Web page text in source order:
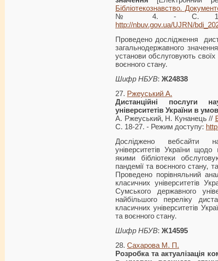
Бібліотекознавство.
№ 4. - С. 11-16.
http://nbuv.gov.ua/UJRN/
Проведено дослідження
загальнодержавного
установи обслуговують своїх
воєнного стану.
Шифр НБУВ: Ж24838
27. Ржеуський А.
Дистанційні послуги
університетів України в
А. Ржеуський, Н. Кунанець //
С. 18-27. - Режим доступу:
Досліджено вебсайти
університетів України щодо
якими бібліотеки
пандемії та воєнного стану,
Проведено порівняльний
класичних університетів
Сумського державного
найбільшого переліку
класичних університетів
та воєнного стану.
Шифр НБУВ: Ж14595
28. Сахарова М. П.
Розробка та актуалізація